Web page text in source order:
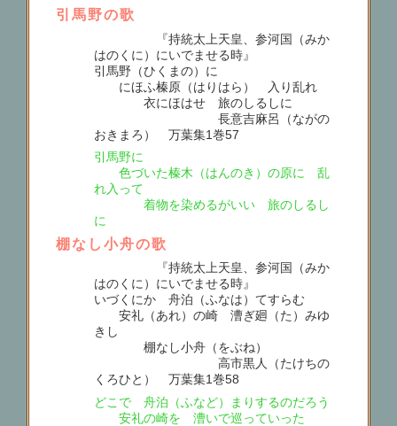
引馬野の歌
『持統太上天皇、参河国（みか
はのくに）にいでませる時』
引馬野（ひくまの）に
にほふ榛原（はりはら） 入り乱れ
衣にほはせ 旅のしるしに
長意吉麻呂（ながの
おきまろ） 万葉集1巻57
引馬野に
色づいた榛木（はんのき）の原に 乱
れ入って
着物を染めるがいい 旅のしるし
に
棚なし小舟の歌
『持統太上天皇、参河国（みか
はのくに）にいでませる時』
いづくにか 舟泊（ふなは）てすらむ
安礼（あれ）の崎 漕ぎ廻（た）みゆ
きし
棚なし小舟（をぶね）
高市黒人（たけちの
くろひと） 万葉集1巻58
どこで 舟泊（ふなど）まりするのだろう
安礼の崎を 漕いで巡っていった